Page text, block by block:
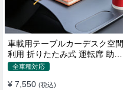
車載用テーブルカーデスク空間
利用 折りたたみ式 運転席 助手
席 多機能 滑り止め 安定
全車種対応
¥ 7,550 (税込)